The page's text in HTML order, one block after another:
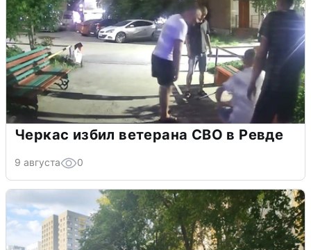
Черкас избил ветерана СВО в Ревде
9 августа 0